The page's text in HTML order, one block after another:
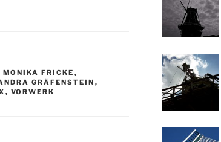
MONIKA FRICKE ,
GRÄFENSTEIN ,
, VORWERK